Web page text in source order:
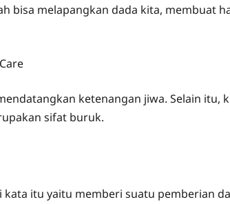
bisa melapangkan dada kita, membuat
ketenangan jiwa. Selain itu,
sifat buruk.
kata itu yaitu memberi suatu pemberian